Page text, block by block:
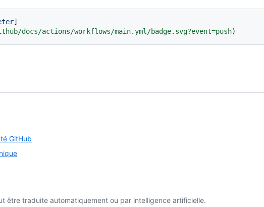
]
docs/actions/workflows/main.yml/badge.svg?event=push
GitHub
être traduite automatiquement ou par intelligence artificielle.